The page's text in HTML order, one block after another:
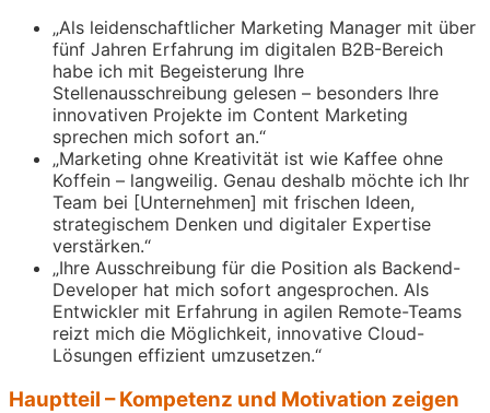
„Als leidenschaftlicher Marketing Manager mit über
fünf Jahren Erfahrung im digitalen B2B-Bereich
habe ich mit Begeisterung Ihre
Stellenausschreibung gelesen – besonders Ihre
innovativen Projekte im Content Marketing
sprechen mich sofort an.“
„Marketing ohne Kreativität ist wie Kaffee ohne
Koffein – langweilig. Genau deshalb möchte ich Ihr
Team bei [Unternehmen] mit frischen Ideen,
strategischem Denken und digitaler Expertise
verstärken.“
„Ihre Ausschreibung für die Position als Backend-
Developer hat mich sofort angesprochen. Als
Entwickler mit Erfahrung in agilen Remote-Teams
reizt mich die Möglichkeit, innovative Cloud-
Lösungen effizient umzusetzen.“
Hauptteil – Kompetenz und Motivation zeigen